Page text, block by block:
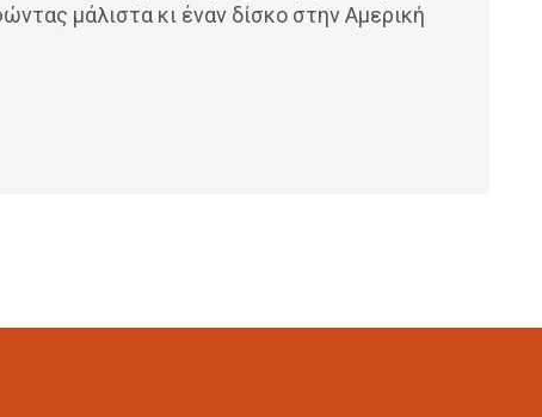
μάλιστα κι έναν δίσκο στην Αμερική